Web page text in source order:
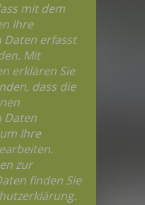
mit dem
Ihre
Daten erfasst
Mit
erklären Sie
dass die
Daten
Ihre
zur
finden Sie